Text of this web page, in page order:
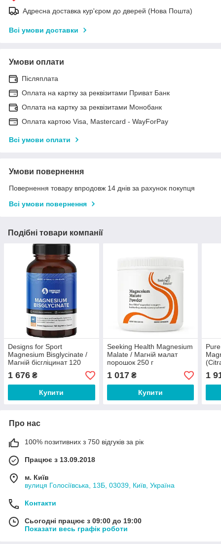
Адресна доставка кур'єром до дверей (Нова Пошта)
Всі умови доставки
Умови оплати
Післяплата
Оплата на картку за реквізитами Приват Банк
Оплата на картку за реквізитами Монобанк
Оплата картою Visa, Mastercard - WayForPay
Всі умови оплати
Умови повернення
Повернення товару впродовж 14 днів за рахунок покупця
Всі умови повернення
Подібні товари компанії
Designs for Sport
Magnesium Bisglycinate /
Магній бісгліцинат 120
капсул
1 676 ₴
Купити
Seeking Health Magnesium
Malate / Магній малат
порошок 250 г
1 017₴
Купити
1
Про нас
100% позитивних з 750 відгуків за рік
Працює з 13.09.2018
м. Київ
вулиця Голосіївська, 13Б, 03039, Київ, Україна
Контакти
Сьогодні працює з 09:00 до 19:00
Показати весь графік роботи